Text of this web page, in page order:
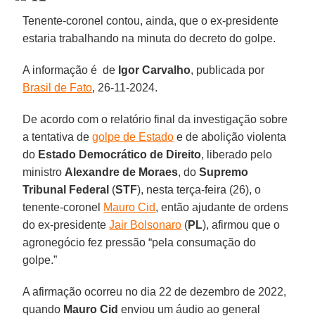
Tenente-coronel contou, ainda, que o ex-presidente
estaria trabalhando na minuta do decreto do golpe.
A informação é de Igor Carvalho, publicada por
Brasil de Fato, 26-11-2024.
De acordo com o relatório final da investigação sobre
a tentativa degolpe de Estado e de abolição violenta
do Estado Democrático de Direito, liberado pelo
ministro Alexandre de Moraes, doSupremo
Tribunal Federal (STF), nesta terça-feira (26), o
tenente-coronel Mauro Cid, então ajudante de ordens
do ex-presidenteJair Bolsonaro (PL), afirmou que o
agronegócio fez pressão “pela consumação do
golpe.”
A afirmação ocorreu no dia 22 de dezembro de 2022,
quando Mauro Cid enviou um áudio ao general